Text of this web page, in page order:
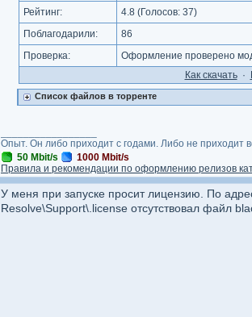
Рейтинг: 4.8 (Голосов: 37)
Поблагодарили:
86
Проверка:
Оформление проверено
Как cкачать·
Список файлов в торренте
Опыт. Он либо приходит с годами. Либо не приходит
50 Mbit/s
1000 Mbit/s
Правила и рекомендации по оформлению релизов
У меня при запуске просит лицензию. По
Resolve\Support\.license отсутствовал файл